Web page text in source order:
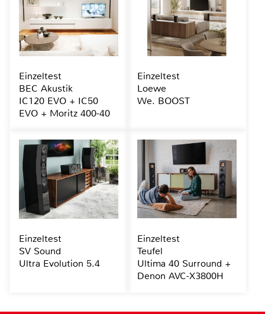
Einzeltest
BEC Akustik
IC120 EVO + IC50
EVO + Moritz 400-40
Einzeltest
Loewe
We. BOOST
Einzeltest
SV Sound
Ultra Evolution 5.4
Einzeltest
Teufel
Ultima 40 Surround +
Denon AVC-X3800H